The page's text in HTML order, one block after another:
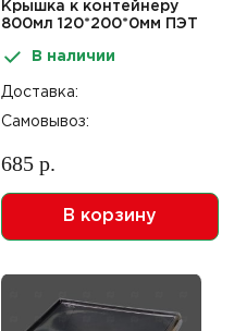
Крышка к контейнеру
800мл 120*200*0мм ПЭТ
50штВ наличии
Доставка:
Самовывоз:
685 р.
В корзину